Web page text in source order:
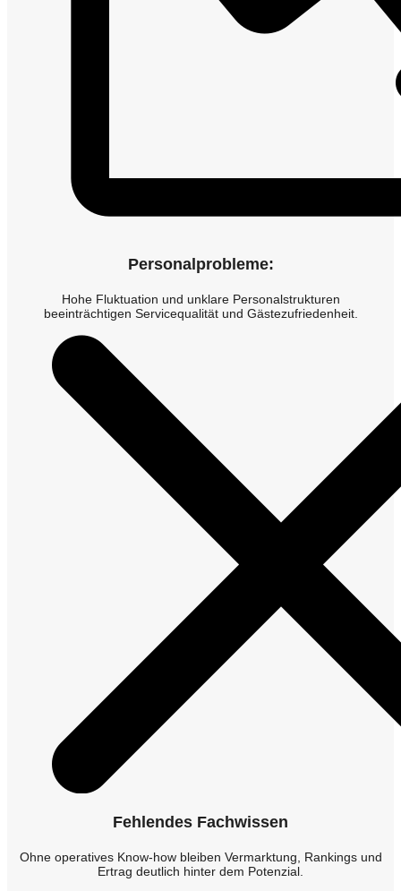
Personalprobleme:
Hohe Fluktuation und unklare Personalstrukturen
beeinträchtigen Servicequalität und Gästezufriedenheit.
Fehlendes Fachwissen
Ohne operatives Know-how bleiben Vermarktung, Rankings und
Ertrag deutlich hinter dem Potenzial.